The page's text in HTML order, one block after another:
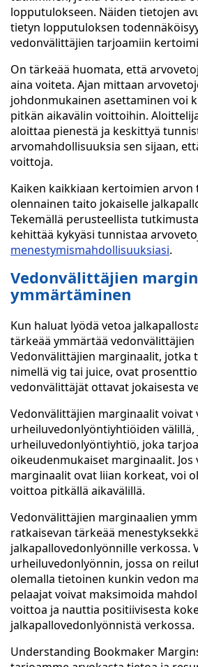
lopputulokseen. Näiden tietojen
tietyn lopputuloksen
vedonvälittäjien tarjoamiin
On tärkeää huomata, että
aina voiteta. Ajan mittaan
johdonmukainen asettaminen voi
pitkän aikavälin voittoihin.
aloittaa pienestä ja keskittyä
arvomahdollisuuksia sen sijaan,
voittoja.
Kaiken kaikkiaan kertoimien
olennainen taito jokaiselle
Tekemällä perusteellista
kehittää kykyäsi tunnistaa
menestymismahdollisuuksiasi.
Vedonvälittäjien
ymmärtäminen
Kun haluat lyödä vetoa
tärkeää ymmärtää
Vedonvälittäjien marginaalit, jotka
nimellä vig tai juice, ovat
vedonvälittäjät ottavat jokaisesta
Vedonvälittäjien marginaalit voivat
urheiluvedonlyöntiyhtiöiden välillä,
urheiluvedonlyöntiyhtiö, joka
oikeudenmukaiset marginaalit. Jos
marginaalit ovat liian korkeat, voi
voittoa pitkällä aikavälillä.
Vedonvälittäjien marginaalien
ratkaisevan tärkeää
jalkapallovedonlyönnille verkossa.
urheiluvedonlyönnin, jossa on
olemalla tietoinen kunkin vedon
pelaajat voivat maksimoida
voittoa ja nauttia positiivisesta
jalkapallovedonlyönnistä verkossa.
Understanding Bookmaker